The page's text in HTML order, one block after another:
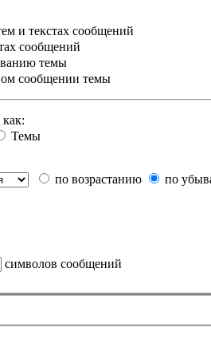
и текстах сообщений
сообщений
темы
сообщении темы
Темы
по возрастанию
по
символов сообщений